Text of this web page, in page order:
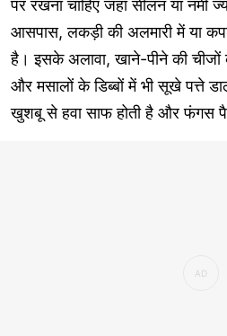
पर रखना चाहिए जहां सीलन या नमी
आसपास, लकड़ी की अलमारी में या
है। इसके अलावा, खाने-पीने की चीजों
और मसालों के डिब्बों में भी सूखे पत्ते
खुशबू से हवा साफ होती है और फंगस